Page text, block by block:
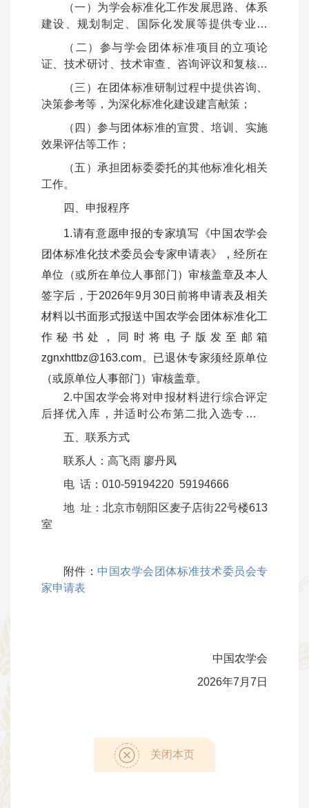
（一）为学会标准化工作发展思路、体系
建设、规划制定、国际化发展等提供专业意
（二）参与学会团体标准项目的立项论
证、技术研讨、技术审查、咨询评议和复核复
审等工作；
（三）在团体标准研制过程中提供咨询、
决策参考等，为深化标准化建设建言献策；
（四）参与团体标准的宣贯、培训、实施
效果评估等工作；
（五）承担团标委委托的其他标准化相关
工作。
四、申报程序
1.请有意愿申报的专家填写《中国农学会
团体标准化技术委员会专家申请表》，经所在
单位（或所在单位人事部门）审核盖章及本人
签字后，于2026年9月30日前将申请表及相关
材料以书面形式报送中国农学会团体标准化工
作秘书处，同时将电子版发至邮箱
zgnxhttbz@163.com。已退休专家须经原单位
（或原单位人事部门）审核盖章。
2.中国农学会将对申报材料进行综合评定
后择优入库，并适时公布第二批入选专家名
单。第一批入库专家如有单位、职务等信息更
五、联系方式
联系人：高飞雨 廖丹凤
电 话：010-59194220 59194666
地 址：北京市朝阳区麦子店街22号楼613
室
附件： 中国农学会团体标准技术委员会专
家申请表
中国农学会
2026年7月7日
关闭本页